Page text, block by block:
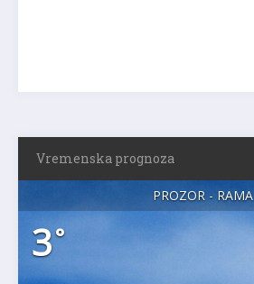
Vremenska prognoza
PROZOR - RAMA
3°